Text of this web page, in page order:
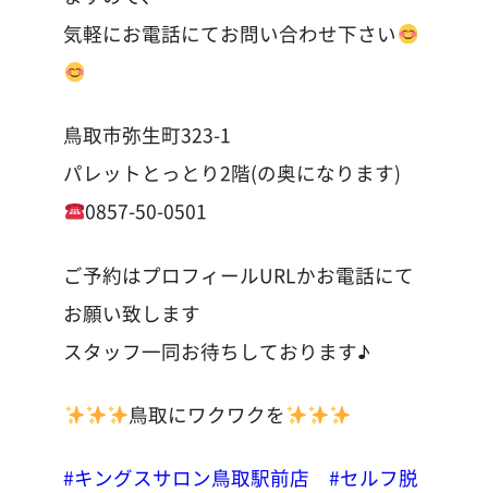
気軽にお電話にてお問い合わせ下さい
鳥取市弥生町323-1
パレットとっとり2階(の奥になります)
0857-50-0501
ご予約はプロフィールURLかお電話にて
お願い致します
スタッフ一同お待ちしております♪
鳥取にワクワクを
#キングスサロン鳥取駅前店
#セルフ脱